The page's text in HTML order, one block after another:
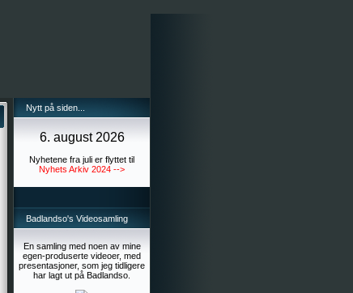
Nytt på siden...
6. august 2026
Nyhetene fra juli er flyttet til
Nyhets Arkiv 2024 -->
Badlandso's Videosamling
En samling med noen av mine
egen-produserte videoer, med
presentasjoner, som jeg tidligere
har lagt ut på Badlandso.